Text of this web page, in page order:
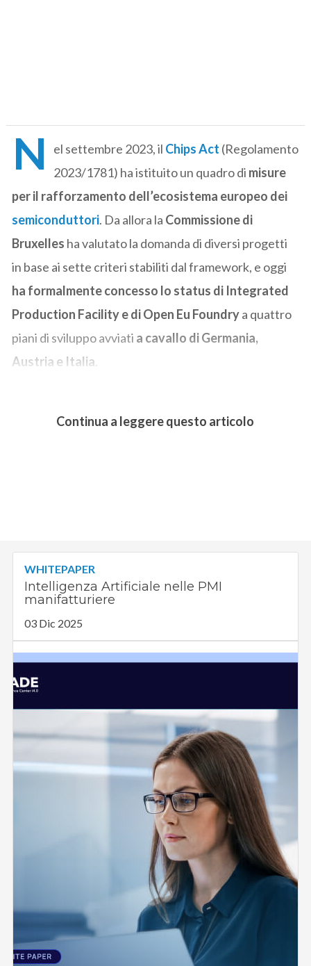
N el settembre 2023, il Chips Act (Regolamento
2023/1781) ha istituito un quadro di misure
per il rafforzamento dell’ecosistema europeo dei
semiconduttori. Da allora la Commissione di
Bruxelles ha valutato la domanda di diversi progetti
in base ai sette criteri stabiliti dal framework, e oggi
ha formalmente concesso lo status di Integrated
Production Facility e di Open Eu Foundrya quattro
piani di sviluppo avviati a cavallo di Germania,
Austria e Italia.
Continua a leggere questo articolo
WHITEPAPER
Intelligenza Artificiale nelle PMI
manifatturiere
03 Dic 2025